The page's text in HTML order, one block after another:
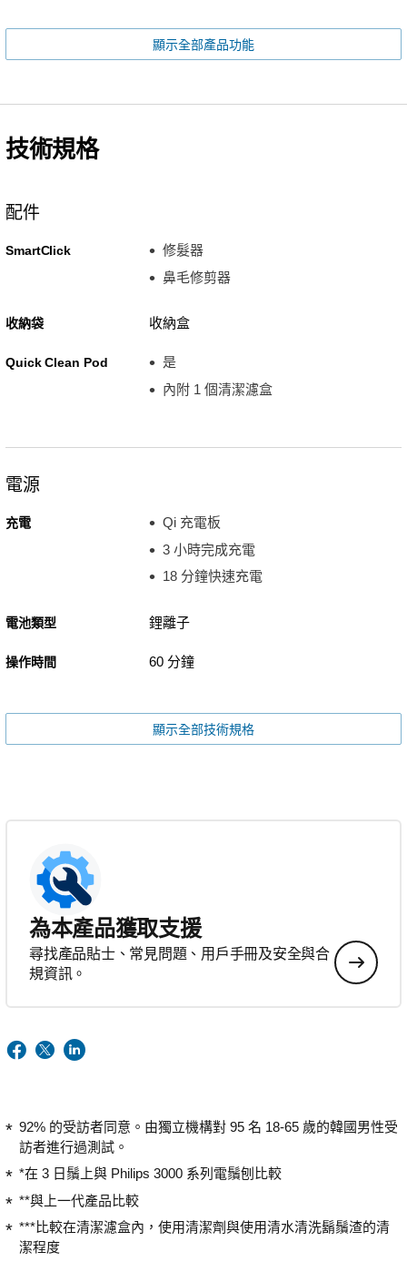
顯示全部產品功能
技術規格
配件
SmartClick
修髮器
鼻毛修剪器
收納袋 收納盒
Quick Clean Pod
是
內附 1 個清潔濾盒
電源
充電
Qi 充電板
3 小時完成充電
18 分鐘快速充電
電池類型 鋰離子
操作時間 60 分鐘
顯示全部技術規格
為本產品獲取支援
尋找產品貼士、常見問題、用戶手冊及安全與合
規資訊。
92% 的受訪者同意。由獨立機構對 95 名 18-65 歲的韓國男性受
訪者進行過測試。
*在 3 日鬚上與 Philips 3000 系列電鬚刨比較
**與上一代產品比較
***比較在清潔濾盒內，使用清潔劑與使用清水清洗鬍鬚渣的清
潔程度